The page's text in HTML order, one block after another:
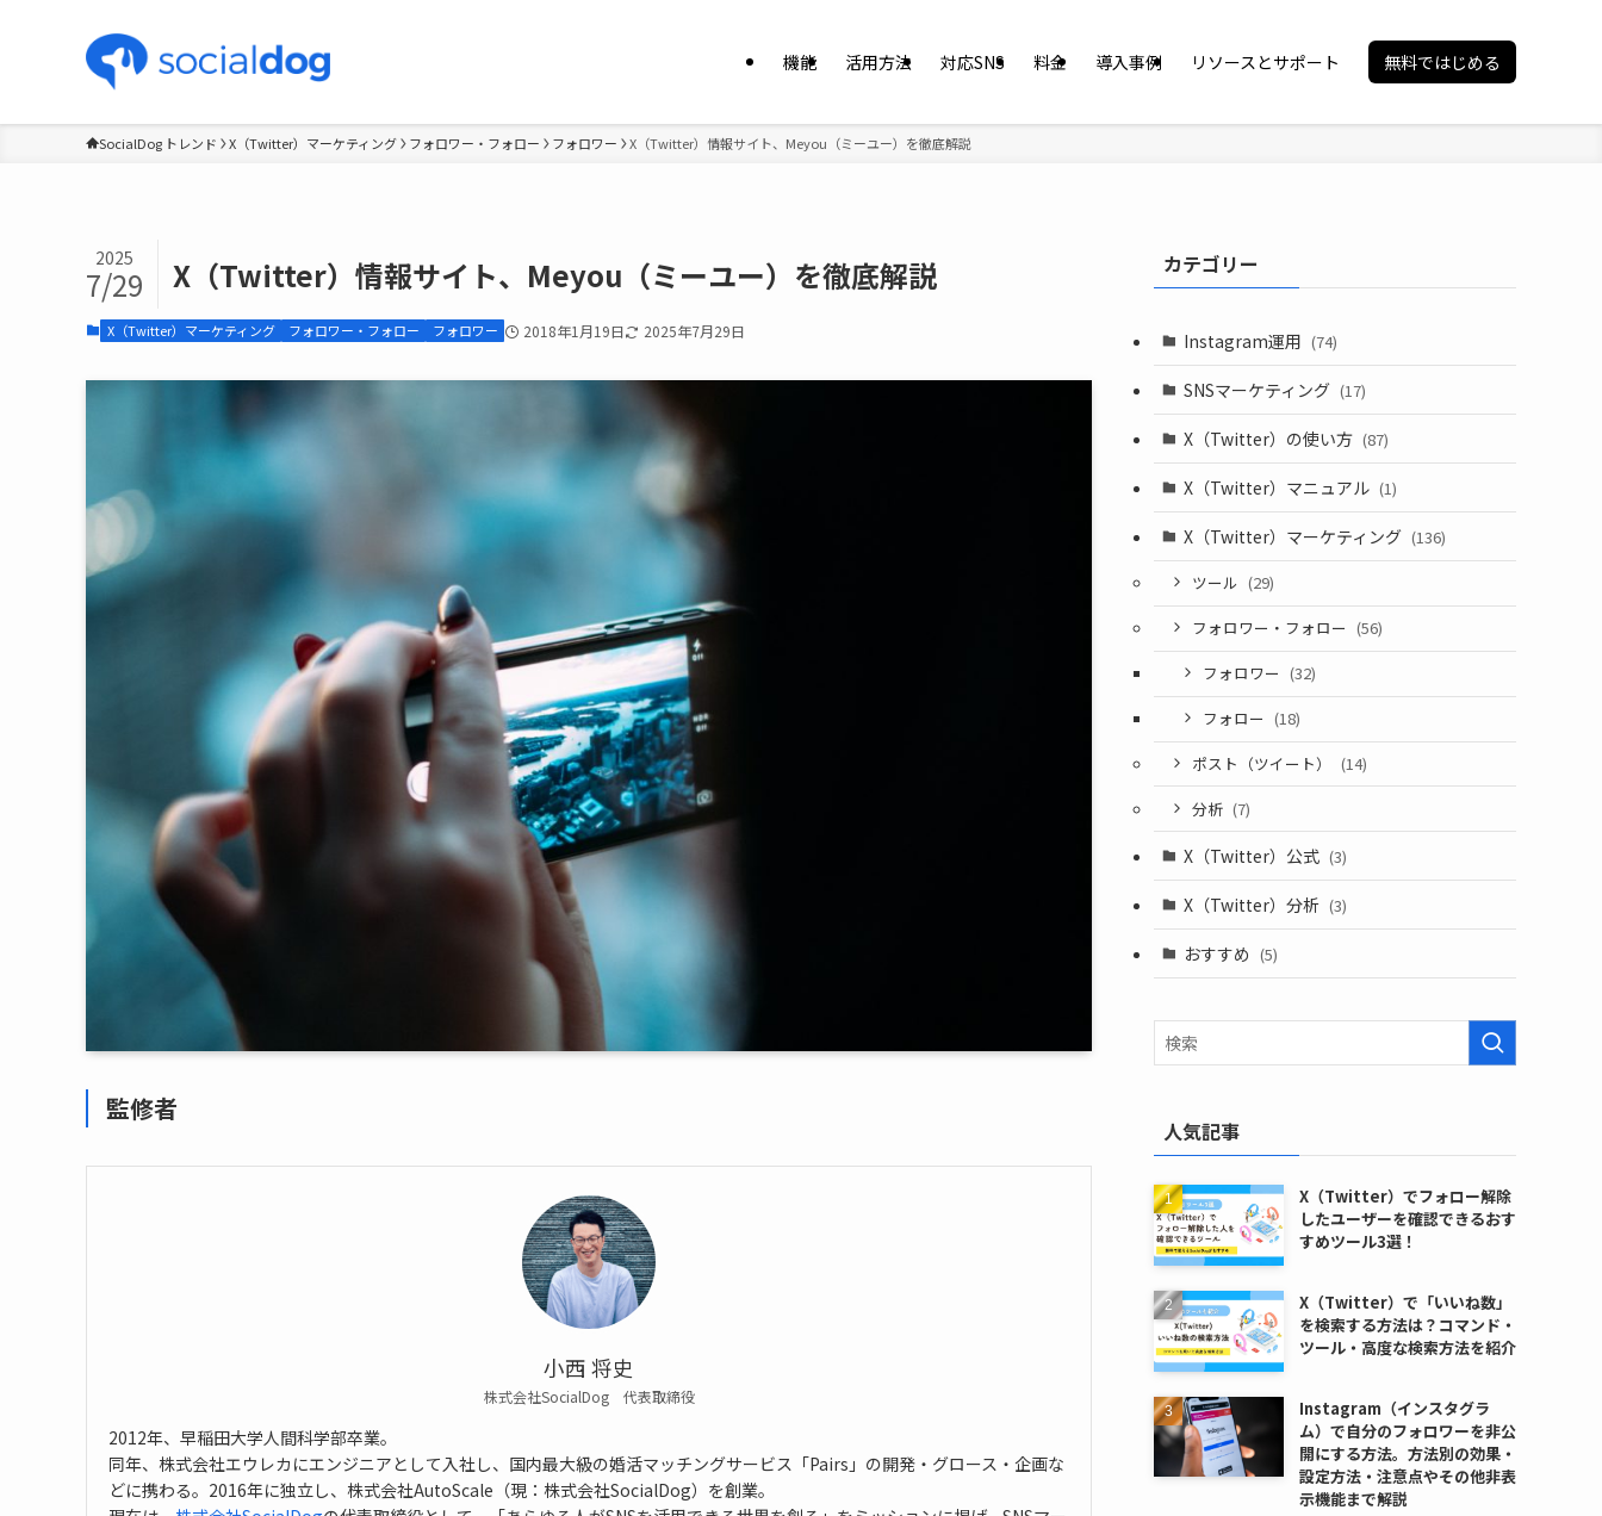
機能 活用方法 対応SNS 料金 導入事例 リソースとサポート 無料ではじめる
SocialDog トレンド X（Twitter）マーケティング フォロワー・フォロー フォロワー X（Twitter）情報サイト、Meyou（ミーユー）を徹底解説
X（Twitter）情報サイト、Meyou（ミーユー）を徹底解説
2025
7/29
X（Twitter）マーケティング フォロワー・フォロー フォロワー 2018年1月19日 2025年7月29日
監修者
小西 将史
株式会社SocialDog 代表取締役
2012年、早稲田大学人間科学部卒業。
同年、株式会社エウレカにエンジニアとして入社し、国内最大級の婚活マッチングサービス「Pairs」の開発・グロース・企画な
どに携わる。2016年に独立し、株式会社AutoScale（現：株式会社SocialDog）を創業。
カテゴリー
Instagram運用 (74)
SNSマーケティング (17)
X（Twitter）の使い方 (87)
X（Twitter）マニュアル (1)
X（Twitter）マーケティング (136)
ツール (29)
フォロワー・フォロー (56)
フォロワー (32)
フォロー (18)
ポスト（ツイート）
(14)
分析 (7)
X（Twitter）公式 (3)
X（Twitter）分析 (3)
おすすめ (5)
人気記事
X（Twitter）でフォロー解除
したユーザーを確認できるおす
すめツール3選！
X（Twitter）で「いいね数」
を検索する方法は？コマンド・
ツール・高度な検索方法を紹介
Instagram（インスタグラ
ム）で自分のフォロワーを非公
開にする方法。方法別の効果・
設定方法・注意点やその他非表
示機能まで解説